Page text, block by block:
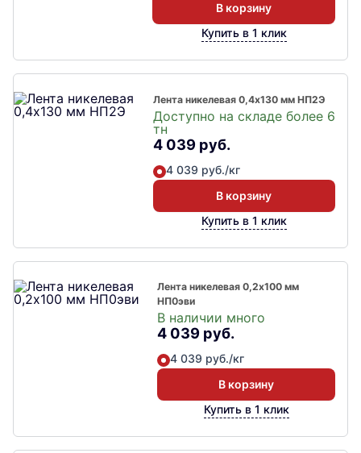
В корзину
Купить в 1 клик
Лента никелевая 0,4х130 мм НП2Э
Доступно на складе более 6
тн
4 039 руб.
4 039 руб./кг
В корзину
Купить в 1 клик
Лента никелевая 0,2х100 мм
НП0эви
В наличии много
4 039 руб.
4 039 руб./кг
В корзину
Купить в 1 клик